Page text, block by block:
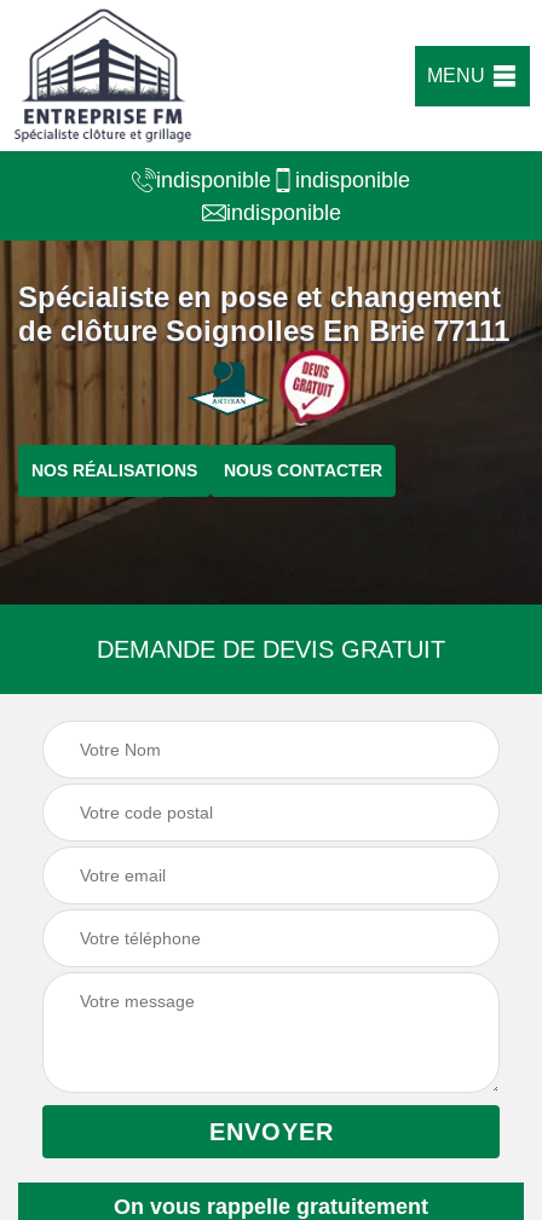
MENU
indisponible
indisponible
indisponible
Spécialiste en pose et changement
de clôture Soignolles En Brie 77111
NOS RÉALISATIONS NOUS CONTACTER
DEMANDE DE DEVIS GRATUIT
On vous rappelle gratuitement